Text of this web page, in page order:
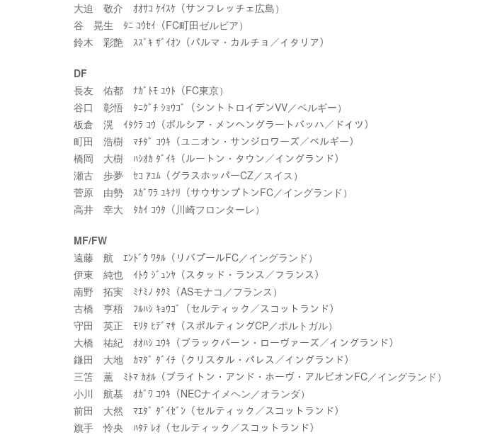
大迫 敬介 ｵｵｻｺ ｹｲｽｹ（サンフレッチェ広島）
谷 晃生 ﾀﾆ ｺｳｾｲ（FC町田ゼルビア）
鈴木 彩艶 ｽｽﾞｷ ｻﾞｲｵﾝ（パルマ・カルチョ／イタリア）
DF
長友 佑都 ﾅｶﾞﾄﾓ ﾕｳﾄ（FC東京）
谷口 彰悟 ﾀﾆｸﾞﾁ ｼｮｳｺﾞ（シントトロイデンVV／ベルギー）
板倉 滉 ｲﾀｸﾗ ｺｳ（ボルシア・メンヘングラートバッハ／ドイツ）
町田 浩樹 ﾏﾁﾀﾞ ｺｳｷ（ユニオン・サンジロワーズ／ベルギー）
橋岡 大樹 ﾊｼｵｶ ﾀﾞｲｷ（ルートン・タウン／イングランド）
瀬古 歩夢 ｾｺ ｱﾕﾑ（グラスホッパーCZ／スイス）
菅原 由勢 ｽｶﾞﾜﾗ ﾕｷﾅﾘ（サウサンプトンFC／イングランド）
高井 幸大 ﾀｶｲ ｺｳﾀ（川崎フロンターレ）
MF/FW
遠藤 航 ｴﾝﾄﾞｳ ﾜﾀﾙ（リバプールFC／イングランド）
伊東 純也 ｲﾄｳ ｼﾞｭﾝﾔ（スタッド・ランス／フランス）
南野 拓実 ﾐﾅﾐﾉ ﾀｸﾐ（ASモナコ／フランス）
古橋 亨梧 ﾌﾙﾊｼ ｷｮｳｺﾞ（セルティック／スコットランド）
守田 英正 ﾓﾘﾀ ﾋﾃﾞﾏｻ（スポルティングCP／ポルトガル）
大橋 祐紀 ｵｵﾊｼ ﾕｳｷ（ブラックバーン・ローヴァーズ／イングランド）
鎌田 大地 ｶﾏﾀﾞ ﾀﾞｲﾁ（クリスタル・パレス／イングランド）
三笘 薫 ﾐﾄﾏ ｶｵﾙ（ブライトン・アンド・ホーヴ・アルビオンFC／イングランド）
小川 航基 ｵｶﾞﾜ ｺｳｷ（NECナイメヘン／オランダ）
前田 大然 ﾏｴﾀﾞ ﾀﾞｲｾﾞﾝ（セルティック／スコットランド）
旗手 怜央 ﾊﾀﾃ ﾚｵ（セルティック／スコットランド）